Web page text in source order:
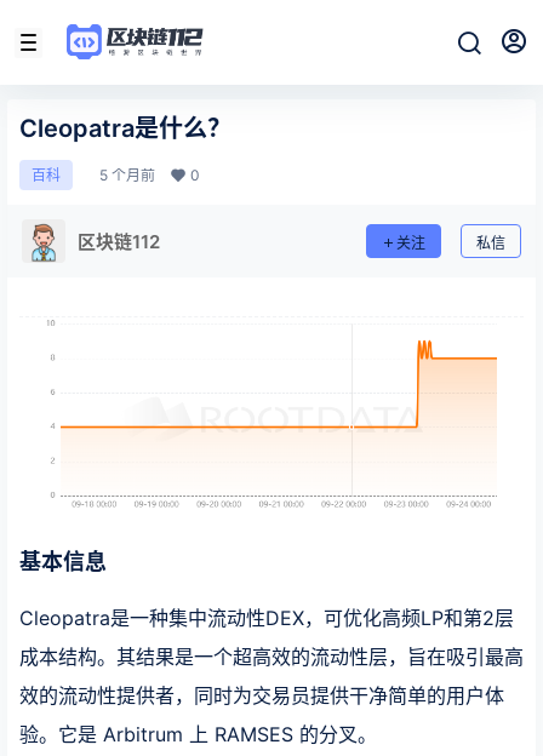
Cleopatra是什么？
百科 5 个月前 0
区块链112 关注 私信
基本信息
Cleopatra是一种集中流动性DEX，可优化高频LP和第2层
成本结构。其结果是一个超高效的流动性层，旨在吸引最高
效的流动性提供者，同时为交易员提供干净简单的用户体
验。它是 Arbitrum 上 RAMSES 的分叉。